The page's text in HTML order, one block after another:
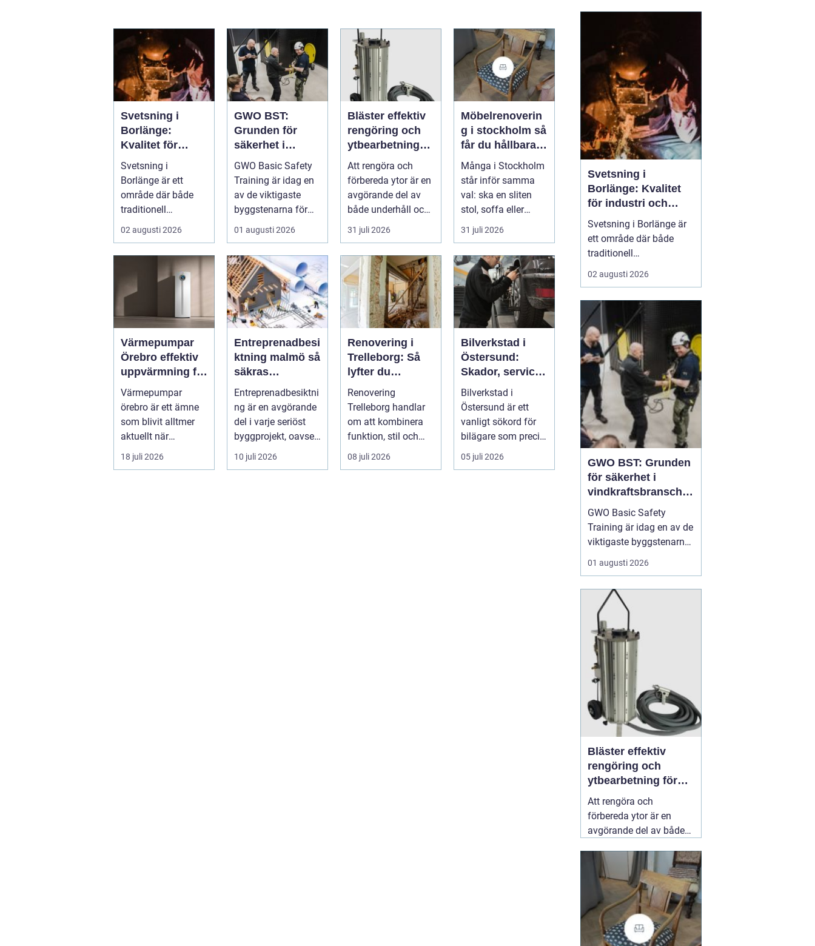
Svetsning i
Borlänge:
Kvalitet för
industri och
konstruktion
Svetsning i
Borlänge är ett
område där både
traditionell
verkstadsindustr...
02 augusti 2026
GWO BST:
Grunden för
säkerhet i
vindkraftsbrans
chen
GWO Basic Safety
Training är idag en
av de viktigaste
byggstenarna för
alla som vill arbet...
01 augusti 2026
Bläster effektiv
rengöring och
ytbearbetning
för proffs och
hantverkare
Att rengöra och
förbereda ytor är en
avgörande del av
både underhåll och
renovering. Färg,
rost, smu...
31 juli 2026
Möbelrenoverin
g i stockholm så
får du hållbara
och vackra
möbler
Många i Stockholm
står inför samma
val: ska en sliten
stol, soffa eller
fåtölj slängas,
säljas billi...
31 juli 2026
Värmepumpar
Örebro effektiv
uppvärmning för
hus och
fastigheter
Värmepumpar
örebro är ett ämne
som blivit alltmer
aktuellt när
energipriser stiger
och fler vill sän...
18 juli 2026
Entreprenadbesi
ktning malmö så
säkras
kvaliteten i
byggprojekt
Entreprenadbesiktni
ng är en avgörande
del i varje seriöst
byggprojekt, oavsett
om det handlar om
en ...
10 juli 2026
Renovering i
Trelleborg: Så
lyfter du
hemmet på ett
smart sätt
Renovering
Trelleborg handlar
om att kombinera
funktion, stil och
långsiktig ekonomi i
samma p...
08 juli 2026
Bilverkstad i
Östersund:
Skador, service
och smarta val
för din bil
Bilverkstad i
Östersund är ett
vanligt sökord för
bilägare som precis
f&ari...
05 juli 2026
Svetsning i
Borlänge: Kvalitet
för industri och
konstruktion
Svetsning i Borlänge är
ett område där både
traditionell
verkstadsindustri och
moderna
möts. I takt med att
kraven på hållbara
lösningar och hög
produktionssäkerhet ö...
02 augusti 2026
GWO BST: Grunden
för säkerhet i
vindkraftsbransche
n
GWO Basic Safety
Training är idag en av de
viktigaste byggstenarna
för alla som vill arbeta
professionellt inom
skapar en gemensam
säkerhetsnivå i en
bransch där jobbet ofta
sker långt frå...
01 augusti 2026
Bläster effektiv
rengöring och
ytbearbetning för
proffs och
hantverkare
Att rengöra och
förbereda ytor är en
avgörande del av både
renovering. Färg, rost,
smuts och gamla
beläggningar gör att
material åldras snabbare
och försämrar
slutresultatet vid